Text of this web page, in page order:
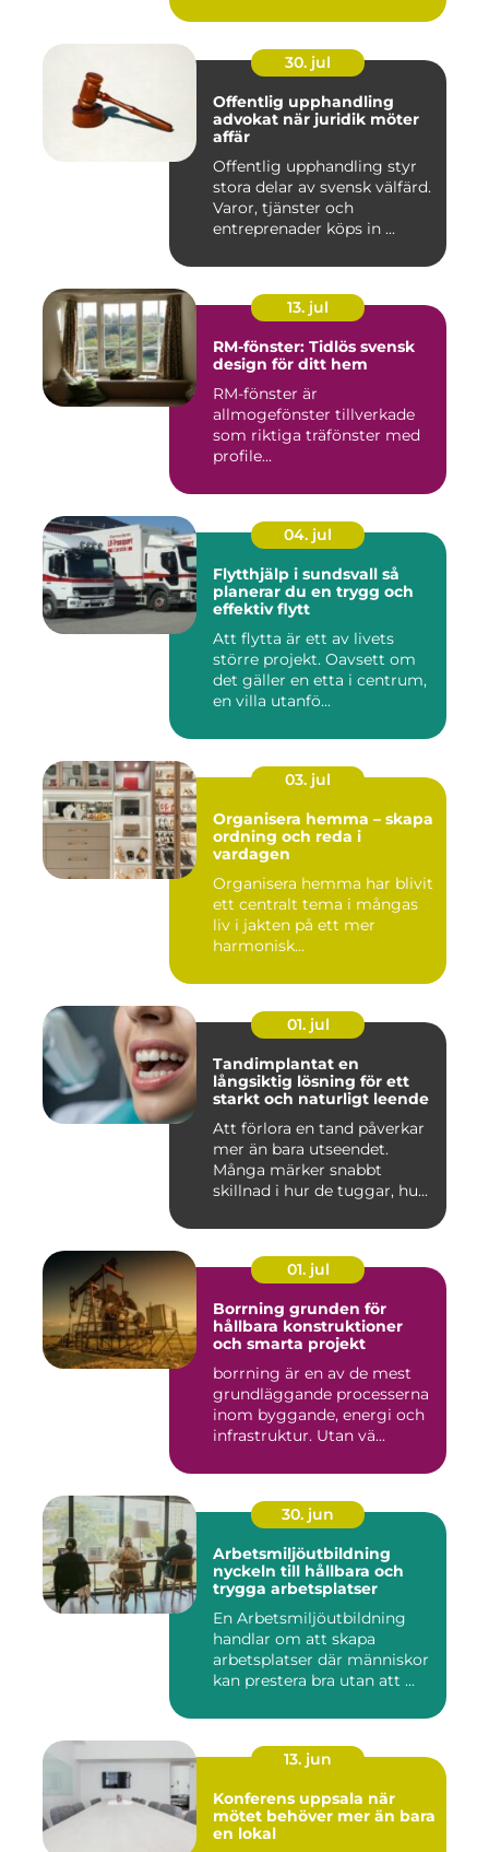
30. jul
Offentlig upphandling
advokat när juridik möter
affär
Offentlig upphandling styr
stora delar av svensk välfärd.
Varor, tjänster och
entreprenader köps in ...
13. jul
RM-fönster: Tidlös svensk
design för ditt hem
RM-fönster är
allmogefönster tillverkade
som riktiga träfönster med
profile...
04. jul
Flytthjälp i sundsvall så
planerar du en trygg och
effektiv flytt
Att flytta är ett av livets
större projekt. Oavsett om
det gäller en etta i centrum,
en villa utanfö...
03. jul
Organisera hemma – skapa
ordning och reda i
vardagen
Organisera hemma har blivit
ett centralt tema i mångas
liv i jakten på ett mer
harmonisk...
01. jul
Tandimplantat en
långsiktig lösning för ett
starkt och naturligt leende
Att förlora en tand påverkar
mer än bara utseendet.
Många märker snabbt
skillnad i hur de tuggar, hu...
01. jul
Borrning grunden för
hållbara konstruktioner
och smarta projekt
borrning är en av de mest
grundläggande processerna
inom byggande, energi och
infrastruktur. Utan vä...
30. jun
Arbetsmiljöutbildning
nyckeln till hållbara och
trygga arbetsplatser
En Arbetsmiljöutbildning
handlar om att skapa
arbetsplatser där människor
kan prestera bra utan att ...
13. jun
Konferens uppsala när
mötet behöver mer än bara
en lokal